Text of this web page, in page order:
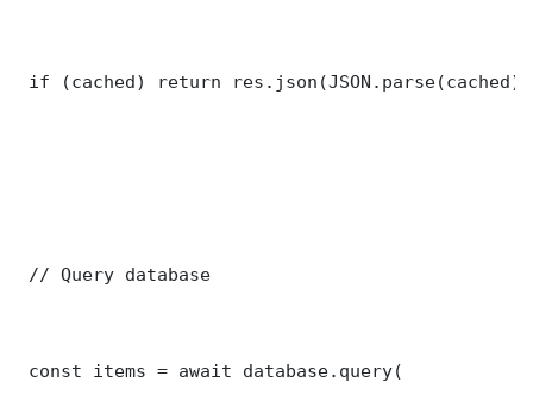
if (cached) return
// Query database
const items = await database.query(